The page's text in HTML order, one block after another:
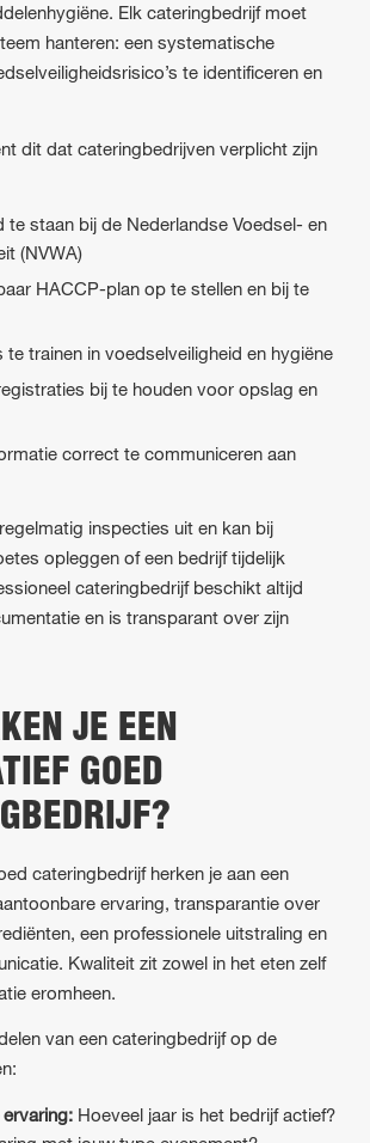
Elk cateringbedrijf moet
hanteren: een systematische
te identificeren en
dit dat cateringbedrijven verplicht zijn
te staan bij de Nederlandse Voedsel- en
(NVWA)
HACCP-plan op te stellen en bij te
te trainen in voedselveiligheid en hygiëne
bij te houden voor opslag en
correct te communiceren aan
inspecties uit en kan bij
opleggen of een bedrijf tijdelijk
cateringbedrijf beschikt altijd
en is transparant over zijn
JE EEN
GOED
cateringbedrijf herken je aan een
ervaring, transparantie over
een professionele uitstraling en
Kwaliteit zit zowel in het eten zelf
eromheen.
van een cateringbedrijf op de
Hoeveel jaar is het bedrijf actief?